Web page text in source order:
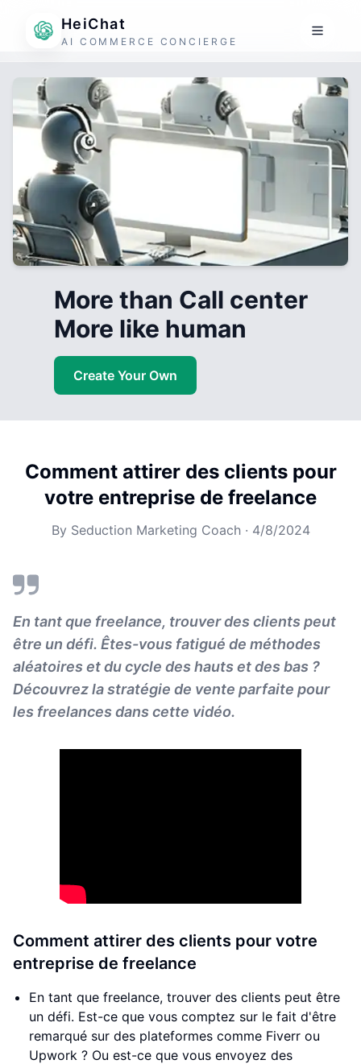
HeiChat
AI COMMERCE CONCIERGE
More than Call center
More like human
Create Your Own
Comment attirer des clients pour
votre entreprise de freelance
By Seduction Marketing Coach· 4/8/2024
En tant que freelance, trouver des clients peut
être un défi. Êtes-vous fatigué de méthodes
aléatoires et du cycle des hauts et des bas ?
Découvrez la stratégie de vente parfaite pour
les freelances dans cette vidéo.
Comment attirer des clients pour votre
entreprise de freelance
En tant que freelance, trouver des clients peut être
un défi. Est-ce que vous comptez sur le fait d'être
remarqué sur des plateformes comme Fiverr ou
Upwork ? Ou est-ce que vous envoyez des